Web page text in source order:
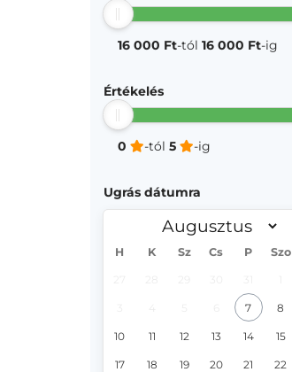
16 000 Ft-tól 16 000 Ft-ig
Értékelés
0 -tól 5 -ig
Ugrás dátumra
H K Sz Cs P Szo
7 8
10 11 12 13 14 15
17 18 19 20 21 22